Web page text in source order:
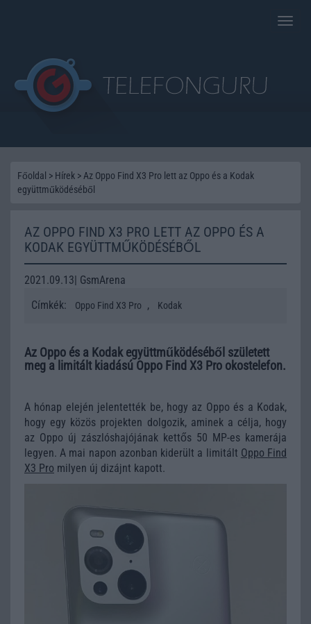
Toggle
Főoldal > Hírek > Az Oppo Find X3 Pro lett az Oppo és a Kodak
együttműködéséből
AZ OPPO FIND X3 PRO LETT AZ OPPO ÉS A
KODAK EGYÜTTMŰKÖDÉSÉBŐL
2021.09.13| GsmArena
Címkék:
Oppo Find X3 Pro , Kodak
Az Oppo és a Kodak együttműködéséből született
meg a limitált kiadású Oppo Find X3 Pro okostelefon.
A hónap elején jelentették be, hogy az Oppo és a Kodak,
hogy egy közös projekten dolgozik, aminek a célja, hogy
az Oppo új zászlóshajójának kettős 50 MP-es kamerája
legyen. A mai napon azonban kiderült a limitált Oppo Find
X3 Pro milyen új dizájnt kapott.